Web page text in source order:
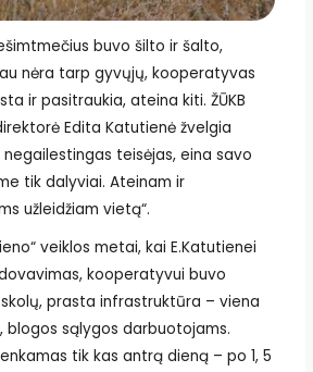
buvo šilto ir šalto,
nėra tarp gyvųjų, kooperatyvas
ir pasitraukia, ateina kiti. ŽŪKB
Edita Katutienė žvelgia
negailestingas teisėjas, eina savo
tik dalyviai. Ateinam ir
užleidžiam vietą“.
veiklos metai, kai E.Katutienei
kooperatyvui buvo
prasta infrastruktūra – viena
blogos sąlygos darbuotojams.
tik kas antrą dieną – po 1, 5